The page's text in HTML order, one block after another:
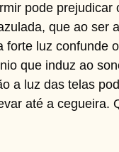
pode prejudicar
que ao ser
forte luz confunde
que induz ao
a luz das telas
até a cegueira.